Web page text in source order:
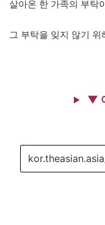
살아온 한 가족의 부탁
그 부탁을 잊지 않기
▼